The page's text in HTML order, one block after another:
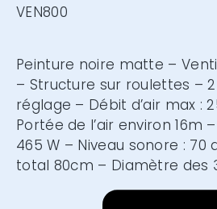
VEN800
Peinture noire matte –
– Structure sur roulettes –
réglage – Débit d’air max :
Portée de l’air environ 16m
465 W – Niveau sonore : 70
total 80cm – Diamètre des